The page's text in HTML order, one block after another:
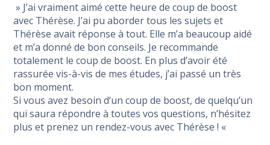
» J’ai vraiment aimé cette heure de coup de boost
avec Thérèse. J’ai pu aborder tous les sujets et
Thérèse avait réponse à tout. Elle m’a beaucoup aidé
et m’a donné de bon conseils. Je recommande
totalement le coup de boost. En plus d’avoir été
rassurée vis-à-vis de mes études, j’ai passé un très
bon moment.
Si vous avez besoin d’un coup de boost, de quelqu’un
qui saura répondre à toutes vos questions, n’hésitez
plus et prenez un rendez-vous avec Thérèse ! «